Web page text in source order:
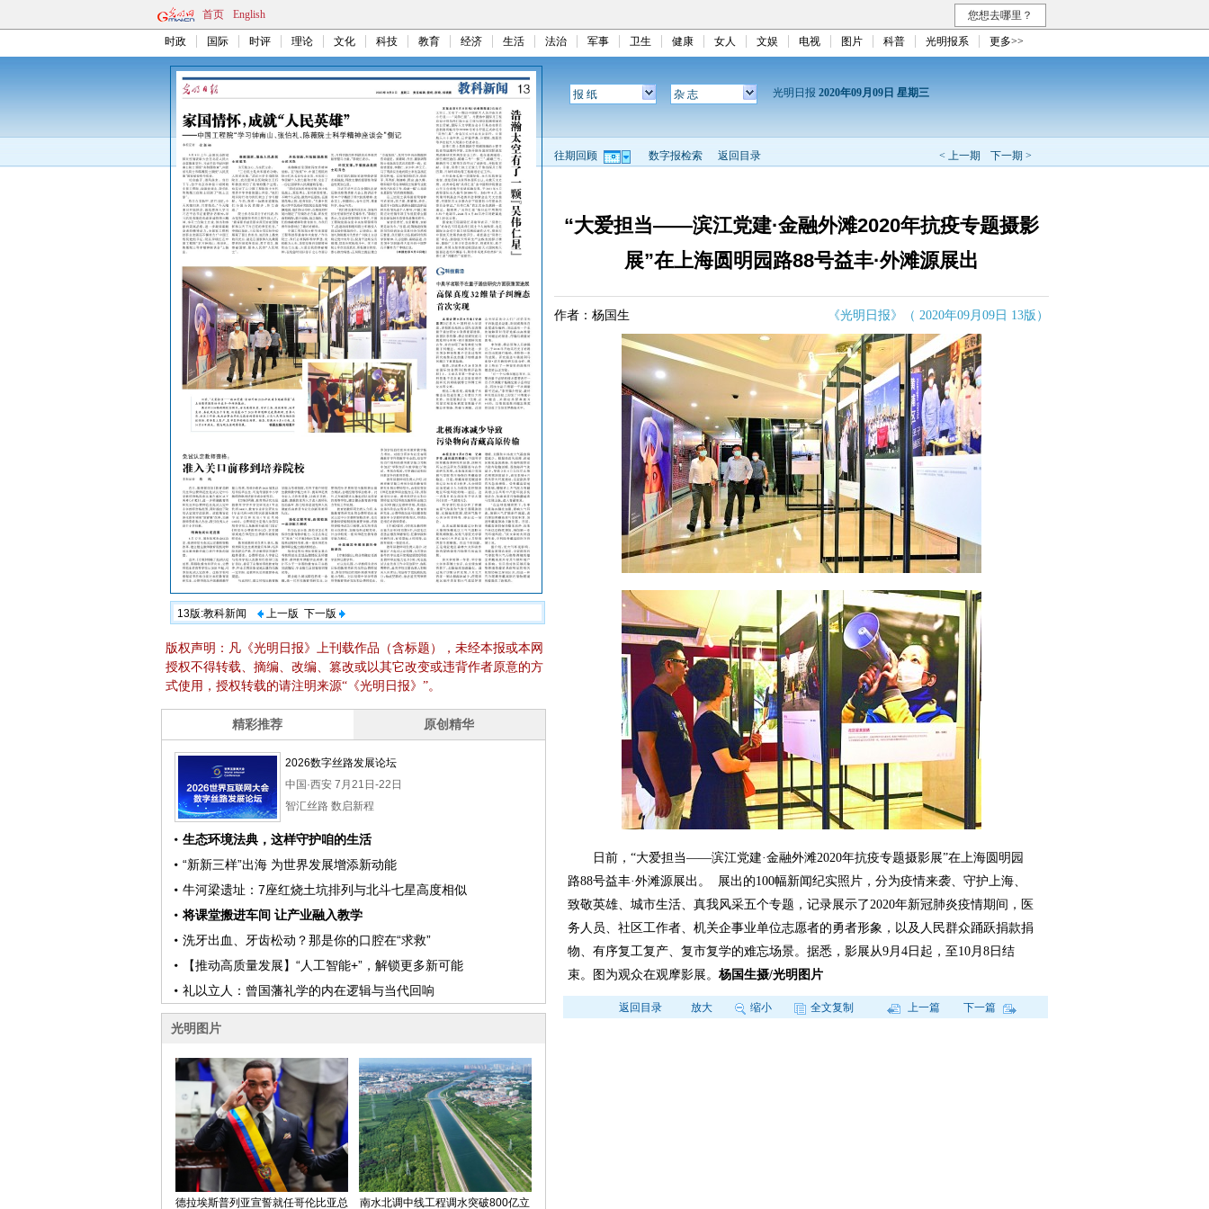
首页 English 您想去哪里？
时政 国际 时评 理论 文化 科技 教育 经济 生活 法治 军事 卫生 健康 女人 文娱 电视 图片 科普 光明报系 更多>>
13版:教科新闻 上一版 下一版
版权声明：凡《光明日报》上刊载作品（含标题），未经本报或本网
授权不得转载、摘编、改编、篡改或以其它改变或违背作者原意的方
式使用，授权转载的请注明来源“《光明日报》”。
报 纸 杂 志 光明日报 2020年09月09日 星期三
< 上一期 下一期 >
往期回顾 数字报检索 返回目录
“大爱担当——滨江党建·金融外滩2020年抗疫专题摄影
展”在上海圆明园路88号益丰·外滩源展出
作者：杨国生 《光明日报》（ 2020年09月09日 13版）
日前，“大爱担当——滨江党建·金融外滩2020年抗疫专题摄影展”在上海圆明园
路88号益丰·外滩源展出。 展出的100幅新闻纪实照片，分为疫情来袭、守护上海、
致敬英雄、城市生活、真我风采五个专题，记录展示了2020年新冠肺炎疫情期间，医
务人员、社区工作者、机关企事业单位志愿者的勇者形象，以及人民群众踊跃捐款捐
物、有序复工复产、复市复学的难忘场景。据悉，影展从9月4日起，至10月8日结
束。图为观众在观摩影展。 杨国生摄/光明图片
返回目录 放大 缩小 全文复制 上一篇 下一篇